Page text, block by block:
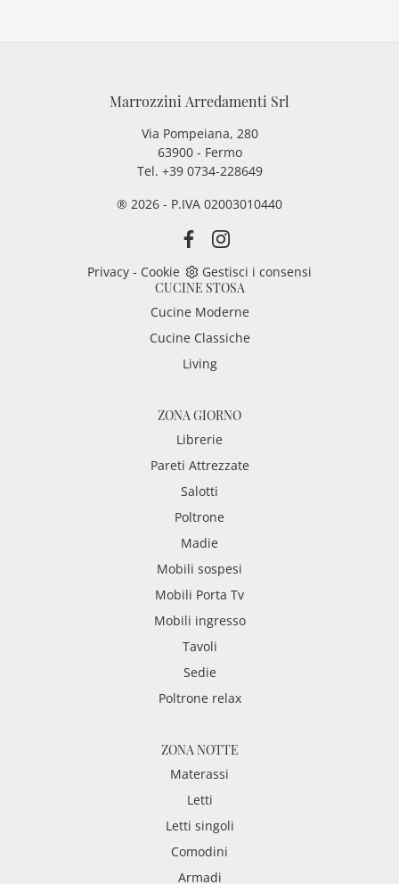
Marrozzini Arredamenti Srl
Via Pompeiana, 280
63900 - Fermo
Tel. +39 0734-228649
® 2026 - P.IVA 02003010440
Privacy - Cookie
Gestisci i consensi
CUCINE STOSA
Cucine Moderne
Cucine Classiche
Living
ZONA GIORNO
Librerie
Pareti Attrezzate
Salotti
Poltrone
Madie
Mobili sospesi
Mobili Porta Tv
Mobili ingresso
Tavoli
Sedie
Poltrone relax
ZONA NOTTE
Materassi
Letti
Letti singoli
Comodini
Armadi